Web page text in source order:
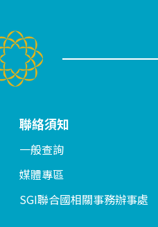
聯絡須知
一般查詢
媒體專區
SGI聯合國相關事務辦事處